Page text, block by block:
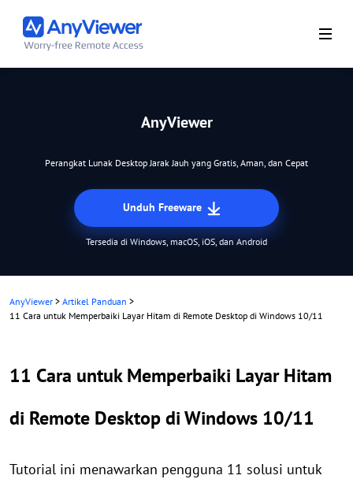
AnyViewer
Perangkat Lunak Desktop Jarak Jauh yang Gratis, Aman, dan Cepat
Unduh Freeware
Tersedia di Windows, macOS, iOS, dan Android
AnyViewer > Artikel Panduan >
11 Cara untuk Memperbaiki Layar Hitam di Remote Desktop di Windows 10/11
11 Cara untuk Memperbaiki Layar Hitam
di Remote Desktop di Windows 10/11
Tutorial ini menawarkan pengguna 11 solusi untuk